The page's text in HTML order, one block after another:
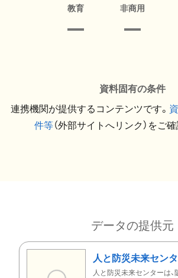
教育 非商用
資料固有の条件
連携機関が提供するコンテンツです。
件等（外部サイトへリンク）をご
データの提供元
人と防災未来セン
人と防災未来センターは、